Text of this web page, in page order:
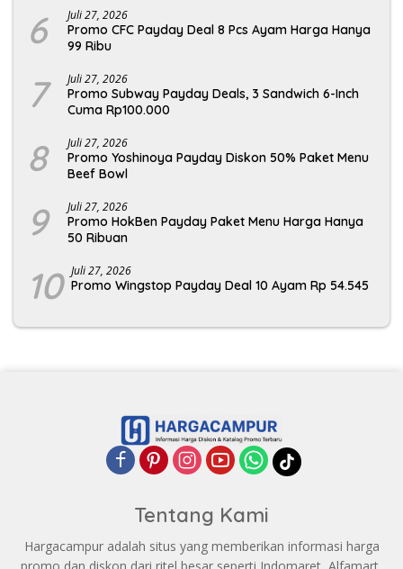
6 Juli 27, 2026
Promo CFC Payday Deal 8 Pcs Ayam Harga Hanya
99 Ribu
7 Juli 27, 2026
Promo Subway Payday Deals, 3 Sandwich 6-Inch
Cuma Rp100.000
8 Juli 27, 2026
Promo Yoshinoya Payday Diskon 50% Paket Menu
Beef Bowl
9 Juli 27, 2026
Promo HokBen Payday Paket Menu Harga Hanya
50 Ribuan
10 Juli 27, 2026
Promo Wingstop Payday Deal 10 Ayam Rp 54.545
Tentang Kami
Hargacampur adalah situs yang memberikan informasi harga